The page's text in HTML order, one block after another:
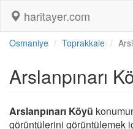
haritayer.com
Osmaniye Toprakkale
Arslanpınarı
Arslanpınarı Köyü
görüntülerini görüntülemek